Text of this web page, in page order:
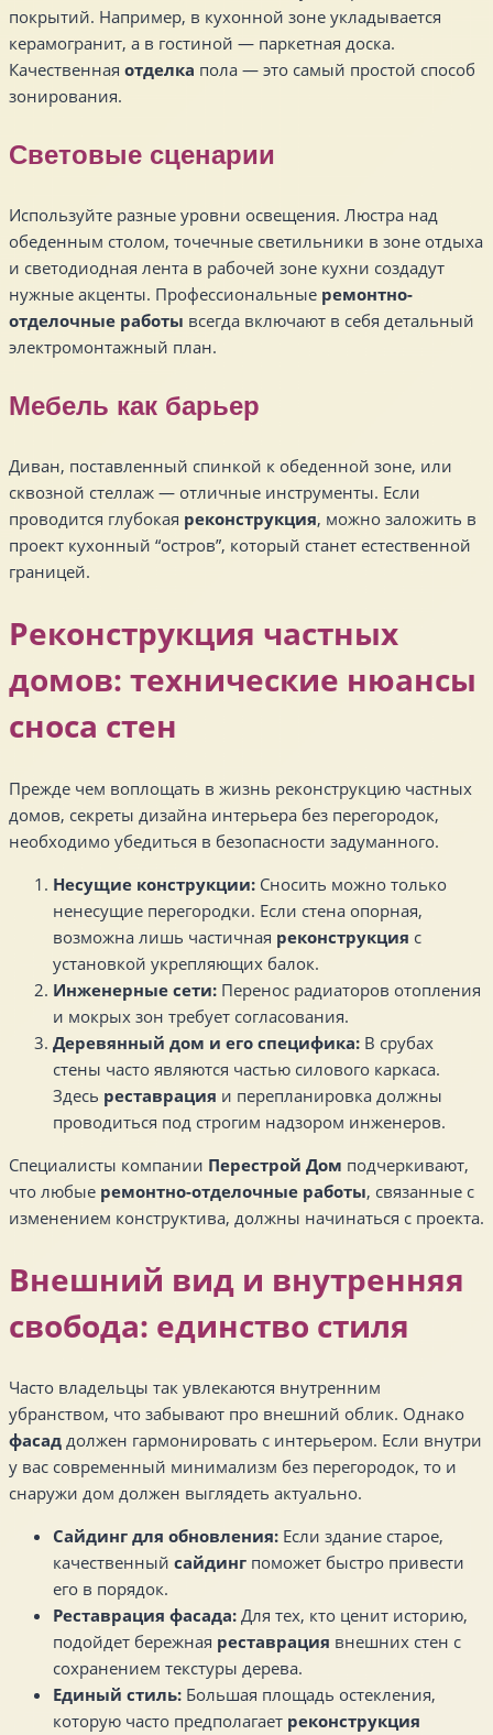
покрытий. Например, в кухонной зоне укладывается
керамогранит, а в гостиной — паркетная доска.
Качественная отделка пола — это самый простой способ
зонирования.
Световые сценарии
Используйте разные уровни освещения. Люстра над
обеденным столом, точечные светильники в зоне отдыха
и светодиодная лента в рабочей зоне кухни создадут
нужные акценты. Профессиональные ремонтно-
отделочные работы всегда включают в себя детальный
электромонтажный план.
Мебель как барьер
Диван, поставленный спинкой к обеденной зоне, или
сквозной стеллаж — отличные инструменты. Если
проводится глубокая реконструкция, можно заложить в
проект кухонный “остров”, который станет естественной
границей.
Реконструкция частных
домов: технические нюансы
сноса стен
Прежде чем воплощать в жизнь реконструкцию частных
домов, секреты дизайна интерьера без перегородок,
необходимо убедиться в безопасности задуманного.
Несущие конструкции: Сносить можно только
ненесущие перегородки. Если стена опорная,
возможна лишь частичная реконструкция с
установкой укрепляющих балок.
Инженерные сети: Перенос радиаторов отопления
и мокрых зон требует согласования.
Деревянный дом и его специфика: В срубах
стены часто являются частью силового каркаса.
Здесь реставрация и перепланировка должны
проводиться под строгим надзором инженеров.
Специалисты компании Перестрой Дом подчеркивают,
что любые ремонтно-отделочные работы, связанные с
изменением конструктива, должны начинаться с проекта.
Внешний вид и внутренняя
свобода: единство стиля
Часто владельцы так увлекаются внутренним
убранством, что забывают про внешний облик. Однако
фасад должен гармонировать с интерьером. Если внутри
у вас современный минимализм без перегородок, то и
снаружи дом должен выглядеть актуально.
Сайдинг для обновления: Если здание старое,
качественный сайдинг поможет быстро привести
его в порядок.
Реставрация фасада: Для тех, кто ценит историю,
подойдет бережная реставрация внешних стен с
сохранением текстуры дерева.
Единый стиль: Большая площадь остекления,
которую часто предполагает реконструкция